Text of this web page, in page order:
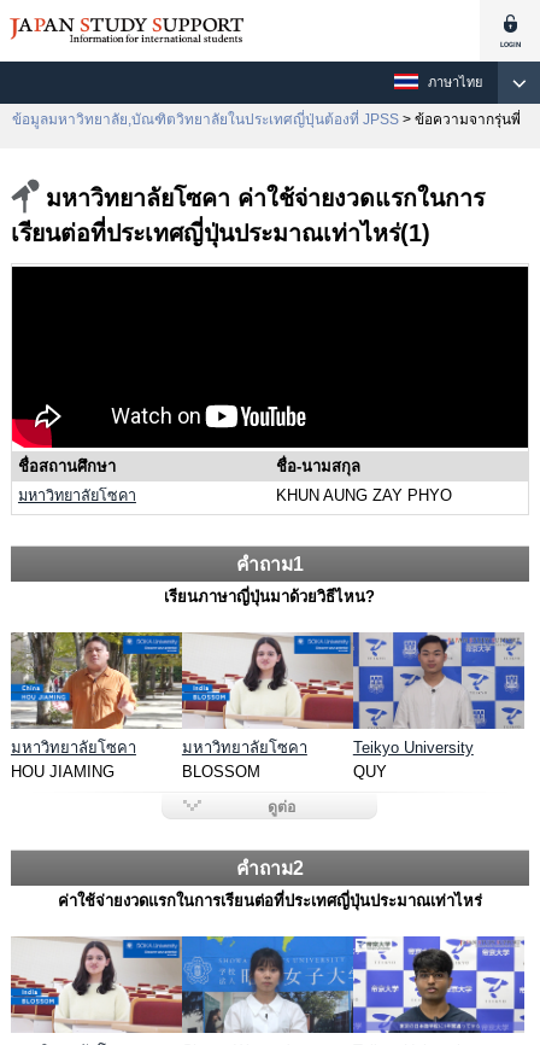
ภาษาไทย
ข้อมูลมหาวิทยาลัย,บัณฑิตวิทยาลัยในประเทศญี่ปุ่นต้องที่ JPSS > ข้อความจากรุ่นพี่
มหาวิทยาลัยโซคา ค่าใช้จ่ายงวดแรกในการ
เรียนต่อที่ประเทศญี่ปุ่นประมาณเท่าไหร่(1)
ชื่อสถานศึกษา ชื่อ-นามสกุล
มหาวิทยาลัยโซคา KHUN AUNG ZAY PHYO
คำถาม1
เรียนภาษาญี่ปุ่นมาด้วยวิธีไหน?
มหาวิทยาลัยโซคา
HOU JIAMING
มหาวิทยาลัยโซคา
BLOSSOM
Teikyo University
QUY
ดูต่อ
คำถาม2
ค่าใช้จ่ายงวดแรกในการเรียนต่อที่ประเทศญี่ปุ่นประมาณเท่าไหร่